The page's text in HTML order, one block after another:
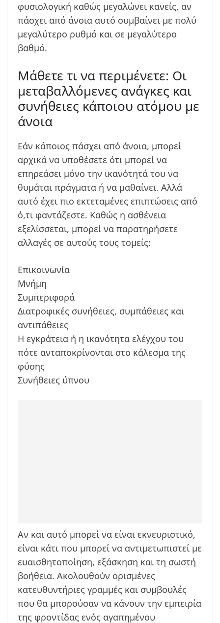
φυσιολογική καθώς μεγαλώνει κανείς, αν
πάσχει από άνοια αυτό συμβαίνει με πολύ
μεγαλύτερο ρυθμό και σε μεγαλύτερο
βαθμό.
Μάθετε τι να περιμένετε: Οι
μεταβαλλόμενες ανάγκες και
συνήθειες κάποιου ατόμου με
άνοια
Εάν κάποιος πάσχει από άνοια, μπορεί
αρχικά να υποθέσετε ότι μπορεί να
επηρεάσει μόνο την ικανότητά του να
θυμάται πράγματα ή να μαθαίνει. Αλλά
αυτό έχει πιο εκτεταμένες επιπτώσεις από
ό,τι φαντάζεστε. Καθώς η ασθένεια
εξελίσσεται, μπορεί να παρατηρήσετε
αλλαγές σε αυτούς τους τομείς:
Επικοινωνία
Μνήμη
Συμπεριφορά
Διατροφικές συνήθειες, συμπάθειες και
αντιπάθειες
Η εγκράτεια ή η ικανότητα ελέγχου του
πότε ανταποκρίνονται στο κάλεσμα της
φύσης
Συνήθειες ύπνου
Αν και αυτό μπορεί να είναι εκνευριστικό,
είναι κάτι που μπορεί να αντιμετωπιστεί με
ευαισθητοποίηση, εξάσκηση και τη σωστή
βοήθεια. Ακολουθούν ορισμένες
κατευθυντήριες γραμμές και συμβουλές
που θα μπορούσαν να κάνουν την εμπειρία
της φροντίδας ενός αγαπημένου